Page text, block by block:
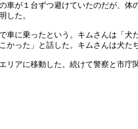
が１台ずつ避けていたのだが、
した。
に乗ったという。キムさんは「
った」と話した。キムさんは犬た
アに移動した。続けて警察と市